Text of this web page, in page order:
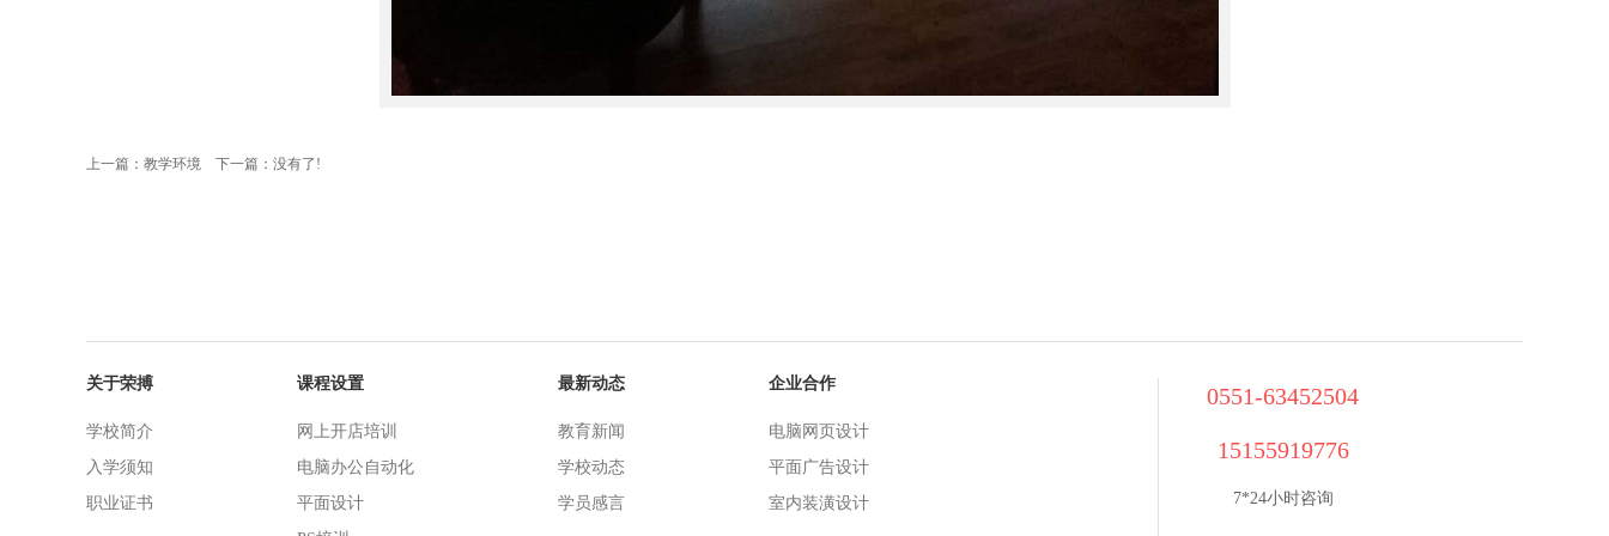
上一篇： 教学环境 下一篇：没有了!
关于荣搏
学校简介
入学须知
职业证书
课程设置
网上开店培训
电脑办公自动化
平面设计
最新动态
教育新闻
学校动态
学员感言
企业合作
电脑网页设计
平面广告设计
室内装潢设计
0551-63452504
15155919776
7*24小时咨询